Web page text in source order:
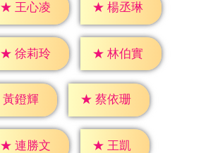
★ 王心凌 ★ 楊丞琳
★ 徐莉玲 ★ 林伯實
黃鐙輝 ★ 蔡依珊
★ 連勝文 ★ 王凱